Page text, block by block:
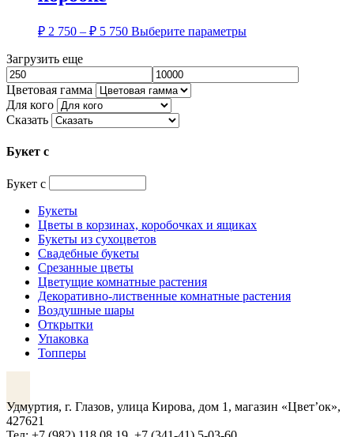
₽ 2 750 – ₽ 5 750Диапазон
–
Выберите параметрыЭтот
несколько
вариаций.
Загрузить еще
Цветовая гамма
Для кого
Сказать
Букет с
Букет с
Букеты
Цветы в корзинах, коробочках и ящиках
Букеты из сухоцветов
Свадебные букеты
Срезанные цветы
Цветущие комнатные растения
Декоративно-лиственные комнатные растения
Воздушные шары
Открытки
Упаковка
Топперы
Удмуртия, г. Глазов, улица Кирова, дом 1, магазин «Цвет’ок»,
427621